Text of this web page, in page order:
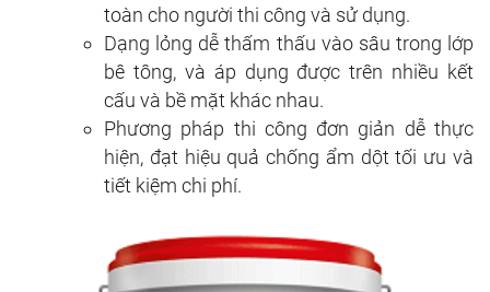
toàn cho người thi công và sử dụng.
Dạng lỏng dễ thấm thấu vào sâu trong lớp
bê tông, và áp dụng được trên nhiều kết
cấu và bề mặt khác nhau.
Phương pháp thi công đơn giản dễ thực
hiện, đạt hiệu quả chống ẩm dột tối ưu và
tiết kiệm chi phí.